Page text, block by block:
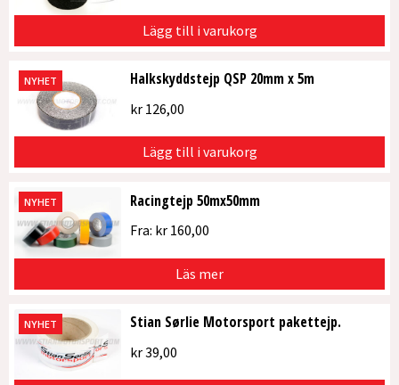
Lägg till i varukorg
NYHET Halkskyddstejp QSP 20mm x 5m
kr126,00
Lägg till i varukorg
NYHET Racingtejp 50mx50mm
Fra: kr160,00
Läs mer
NYHET Stian Sørlie Motorsport pakettejp.
kr39,00